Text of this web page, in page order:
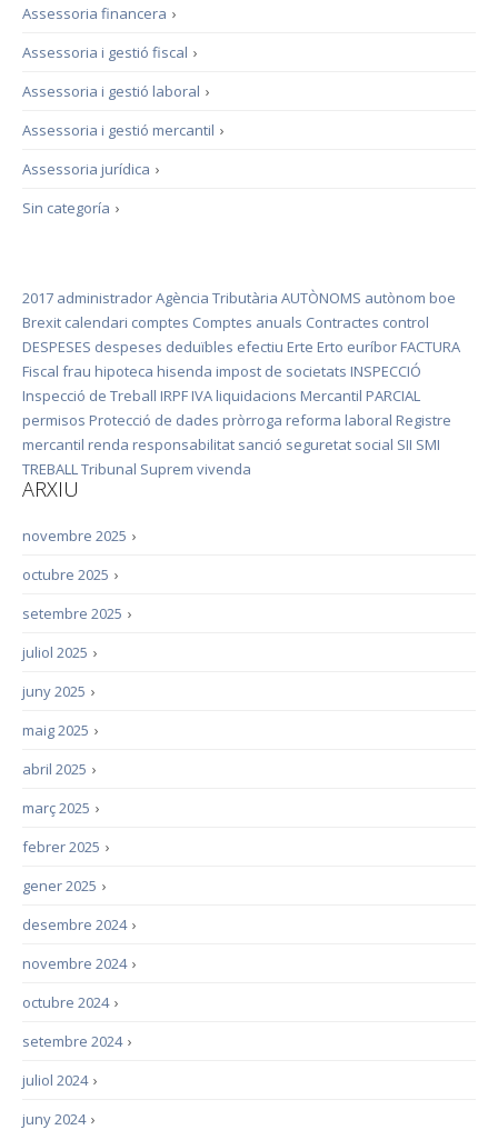
›
Assessoria financera
›
Assessoria i gestió fiscal
›
Assessoria i gestió laboral
›
Assessoria i gestió mercantil
›
Assessoria jurídica
›
Sin categoría
2017 administradorAgència Tributària AUTÒNOMS autònom boe
Brexit calendari comptes Comptes anuals Contractes control
DESPESES despeses deduïbles efectiu Erte Erto euríbor FACTURA
Fiscal frau hipoteca hisenda impost de societats INSPECCIÓ
Inspecció de Treball IRPF IVA liquidacions Mercantil PARCIAL
permisos Protecció de dades pròrroga reforma laboral Registre
mercantil renda responsabilitat sanció seguretat social SII SMI
TREBALLTribunal Suprem vivenda
ARXIU
›
novembre 2025
›
octubre 2025
›
setembre 2025
›
juliol 2025
›
juny 2025
›
maig 2025
›
abril 2025
›
març 2025
›
febrer 2025
›
gener 2025
›
desembre 2024
›
novembre 2024
›
octubre 2024
›
setembre 2024
›
juliol 2024
›
juny 2024